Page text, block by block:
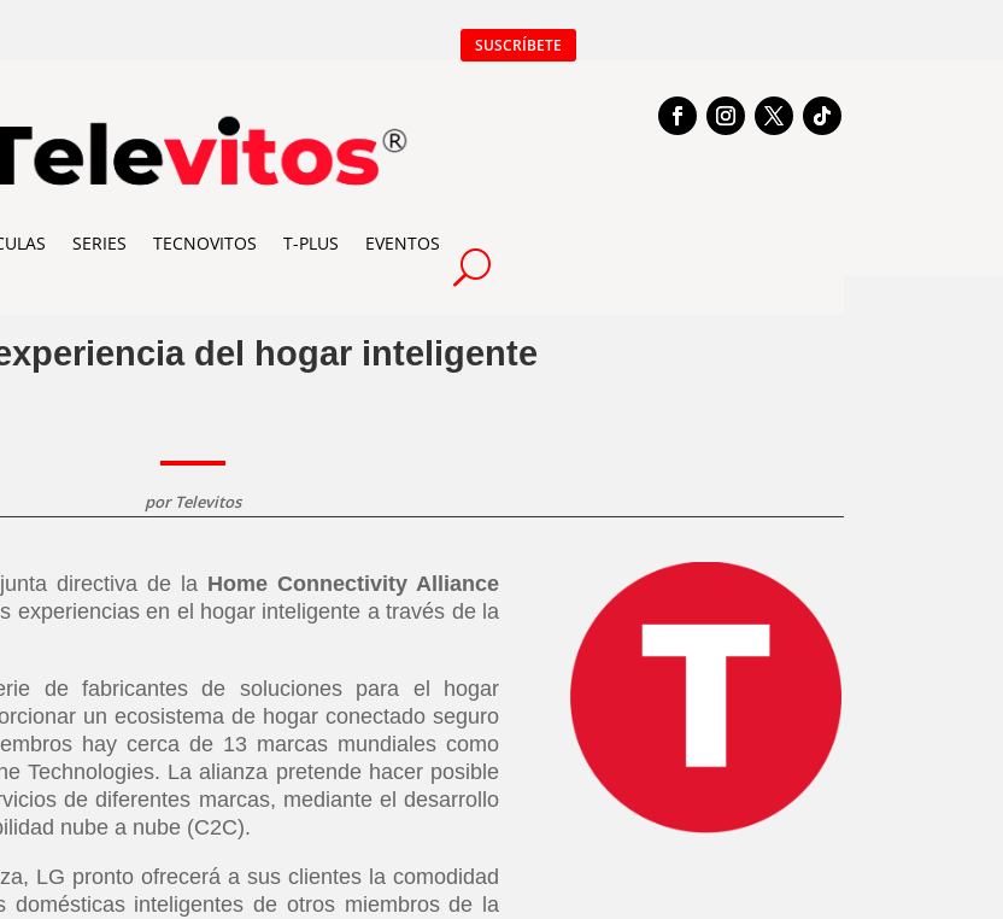
SUSCRÍBETE
SERIES TECNOVITOS T-PLUS EVENTOS
del hogar inteligente
por Televitos
directiva de la Home Connectivity Alliance
experiencias en el hogar inteligente a través de la
de fabricantes de soluciones para el hogar
un ecosistema de hogar conectado seguro
hay cerca de 13 marcas mundiales como
Technologies. La alianza pretende hacer posible
de diferentes marcas, mediante el desarrollo
nube a nube (C2C).
LG pronto ofrecerá a sus clientes la comodidad
inteligentes de otros miembros de la